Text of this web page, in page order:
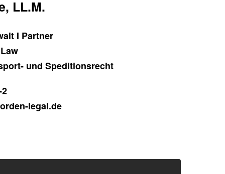
LL.M.
I Partner
und Speditionsrecht
legal.de